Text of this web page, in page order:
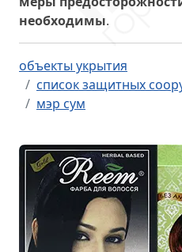
необходимы.
объекты укрытия
список защитных
мэр сум